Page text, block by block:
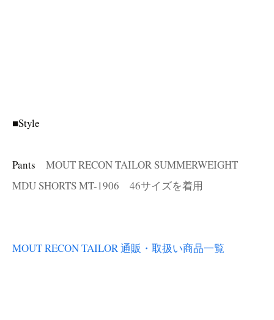
■Style
Pants MOUT RECON TAILOR SUMMERWEIGHT
MDU SHORTS MT-1906 46サイズを着用
MOUT RECON TAILOR 通販・取扱い商品一覧